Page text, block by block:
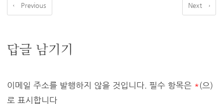
← Previous Next →
답글 남기기
이메일 주소를 발행하지 않을 것입니다. 필수 항목은 *(으)
로 표시합니다